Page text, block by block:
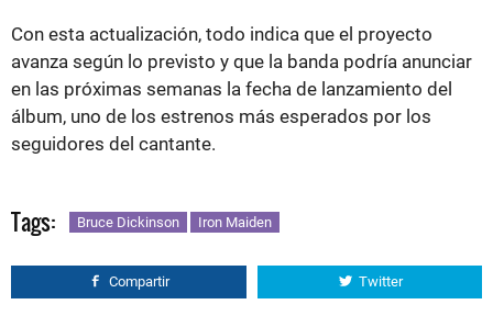
Con esta actualización, todo indica que el proyecto
avanza según lo previsto y que la banda podría anunciar
en las próximas semanas la fecha de lanzamiento del
álbum, uno de los estrenos más esperados por los
seguidores del cantante.
Tags: Bruce Dickinson Iron Maiden
Compartir Twitter